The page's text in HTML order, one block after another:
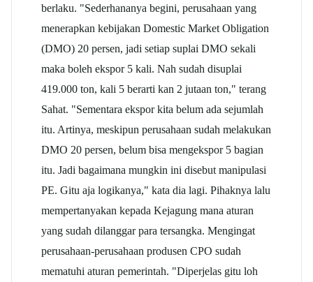
berlaku. "Sederhananya begini, perusahaan yang
menerapkan kebijakan Domestic Market Obligation
(DMO) 20 persen, jadi setiap suplai DMO sekali
maka boleh ekspor 5 kali. Nah sudah disuplai
419.000 ton, kali 5 berarti kan 2 jutaan ton," terang
Sahat. "Sementara ekspor kita belum ada sejumlah
itu. Artinya, meskipun perusahaan sudah melakukan
DMO 20 persen, belum bisa mengekspor 5 bagian
itu. Jadi bagaimana mungkin ini disebut manipulasi
PE. Gitu aja logikanya," kata dia lagi. Pihaknya lalu
mempertanyakan kepada Kejagung mana aturan
yang sudah dilanggar para tersangka. Mengingat
perusahaan-perusahaan produsen CPO sudah
mematuhi aturan pemerintah. "Diperjelas gitu loh